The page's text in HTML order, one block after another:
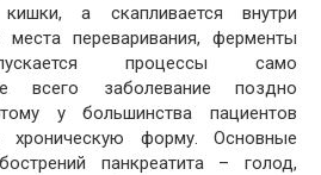
кишки, а скапливается внутри
переваривания, ферменты
процессы само
всего заболевание поздно
у большинства пациентов
форму. Основные
панкреатита – голод,